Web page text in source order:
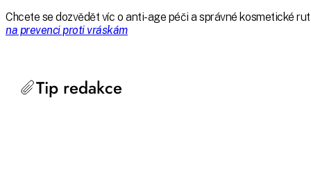
Chcete se dozvědět víc o anti-age péči a správné kosmetické
na prevenci proti vráskám
Tip redakce